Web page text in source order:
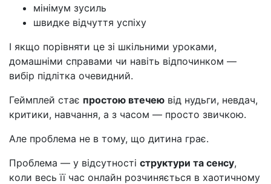
мінімум зусиль
швидке відчуття успіху
І якщо порівняти це зі шкільними уроками,
домашніми справами чи навіть відпочинком —
вибір підлітка очевидний.
Геймплей стає простою втечею від нудьги, невдач,
критики, навчання, а з часом — просто звичкою.
Але проблема не в тому, що дитина грає.
Проблема — у відсутності структури та сенсу,
коли весь її час онлайн розчиняється в хаотичному